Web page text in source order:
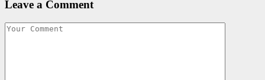
Leave a Comment